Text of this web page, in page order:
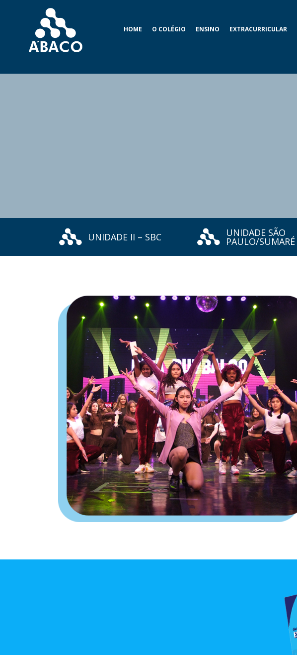
HOME O COLÉGIO ENSINO EXTRACURRICULAR
UNIDADE II – SBC UNIDADE SÃO
PAULO/SUMARÉ